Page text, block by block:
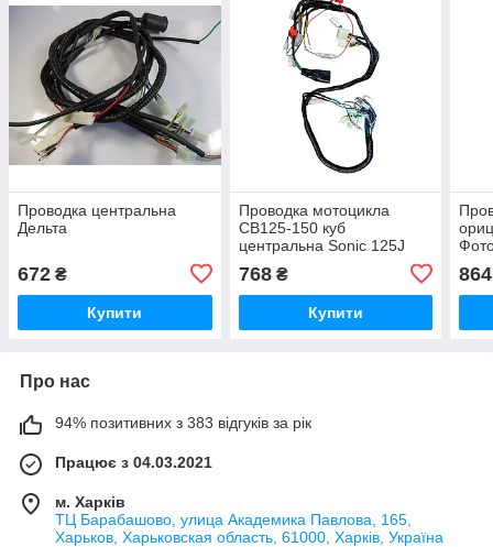
Проводка центральна
Дельта
672 ₴
Купити
Проводка мотоцикла
CB125-150 куб
центральна Sonic 125J
768₴
Купити
864
Про нас
94% позитивних з 383 відгуків за рік
Працює з 04.03.2021
м. Харків
ТЦ Барабашово, улица Академика Павлова, 165,
Харьков, Харьковская область, 61000, Харків, Україна